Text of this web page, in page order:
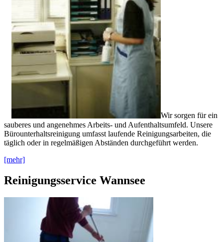
Wir sorgen für ein
sauberes und angenehmes Arbeits- und Aufenthaltsumfeld. Unsere
Bürounterhaltsreinigung umfasst laufende Reinigungsarbeiten, die
täglich oder in regelmäßigen Abständen durchgeführt werden.
[mehr]
Reinigungsservice Wannsee